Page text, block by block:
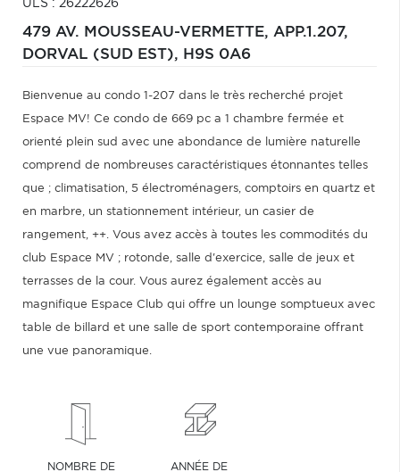
ULS : 26222626
479 AV. MOUSSEAU-VERMETTE, APP.1.207,
DORVAL (SUD EST), H9S 0A6
Bienvenue au condo 1-207 dans le très recherché projet
Espace MV! Ce condo de 669 pc a 1 chambre fermée et
orienté plein sud avec une abondance de lumière naturelle
comprend de nombreuses caractéristiques étonnantes telles
que ; climatisation, 5 électroménagers, comptoirs en quartz et
en marbre, un stationnement intérieur, un casier de
rangement, ++. Vous avez accès à toutes les commodités du
club Espace MV ; rotonde, salle d'exercice, salle de jeux et
terrasses de la cour. Vous aurez également accès au
magnifique Espace Club qui offre un lounge somptueux avec
table de billard et une salle de sport contemporaine offrant
une vue panoramique.
NOMBRE DE
ANNÉE DE